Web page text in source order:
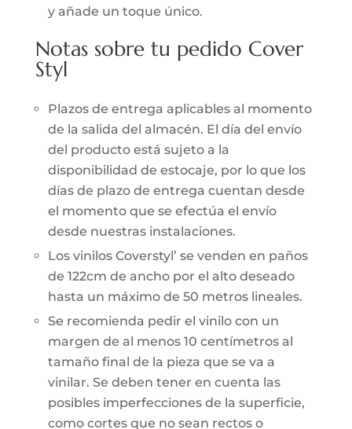
y añade un toque único.
Notas sobre tu pedido Cover
Styl
Plazos de entrega aplicables al momento
de la salida del almacén. El día del envío
del producto está sujeto a la
disponibilidad de estocaje, por lo que los
días de plazo de entrega cuentan desde
el momento que se efectúa el envío
desde nuestras instalaciones.
Los vinilos Coverstyl’ se venden en paños
de 122cm de ancho por el alto deseado
hasta un máximo de 50 metros lineales.
Se recomienda pedir el vinilo con un
margen de al menos 10 centímetros al
tamaño final de la pieza que se va a
vinilar. Se deben tener en cuenta las
posibles imperfecciones de la superficie,
como cortes que no sean rectos o